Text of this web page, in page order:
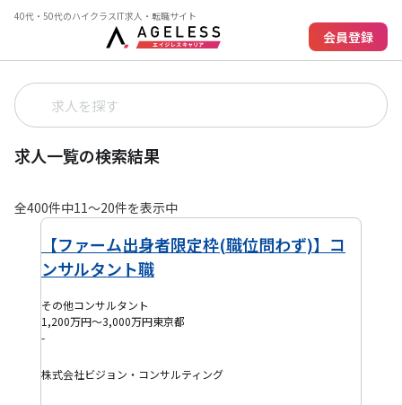
40代・50代のハイクラスIT求人・転職サイト
会員登録
求人一覧の検索結果
全400件中11〜20件を表示中
【ファーム出身者限定枠(職位問わず)】コ
ンサルタント職
その他コンサルタント
1,200万円～3,000万円東京都
-
株式会社ビジョン・コンサルティング